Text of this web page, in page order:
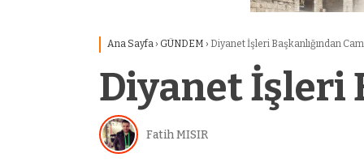
Ana Sayfa › GÜNDEM › Diyanet İşleri Başkanlığından
Diyanet İşleri
Fatih MISIR